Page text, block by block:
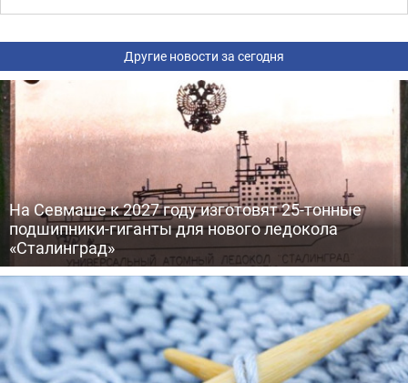
Другие новости за сегодня
На Севмаше к 2027 году изготовят 25-тонные
подшипники-гиганты для нового ледокола
«Сталинград»